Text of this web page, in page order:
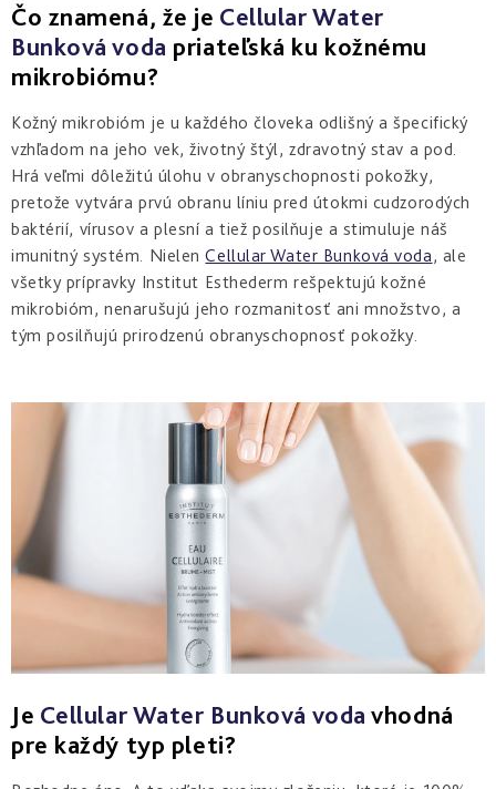
-
aktívna
obnova
&
Derm
repair
-
obnova
štruktúry
Pure
&
Sensi
&
Nutri
starostlivosť
Čo znamená, že je Cellular Water
Bunková voda priateľská ku kožnému
mikrobiómu?
Kožný mikrobióm je u každého človeka odlišný a špecifický
vzhľadom na jeho vek, životný štýl, zdravotný stav a pod.
Hrá veľmi dôležitú úlohu v obranyschopnosti pokožky,
pretože vytvára prvú obranu líniu pred útokmi cudzorodých
baktérií, vírusov a plesní a tiež posilňuje a stimuluje náš
imunitný systém. NielenCellular Water Bunková voda, ale
všetky prípravky Institut Esthederm rešpektujú kožné
mikrobióm, nenarušujú jeho rozmanitosť ani množstvo, a
tým posilňujú prirodzenú obranyschopnosť pokožky.
Je Cellular Water Bunková vodavhodná
pre každý typ pleti?